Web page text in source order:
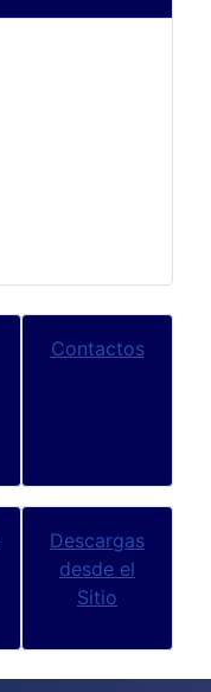
Contactos
Descargas
desde el
Sitio